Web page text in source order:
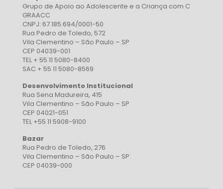
Grupo de Apoio ao Adolescente e a Criança com C
GRAACC
CNPJ: 67.185.694/0001-50
Rua Pedro de Toledo, 572
Vila Clementino – São Paulo – SP
CEP 04039-001
TEL + 55 11 5080-8400
SAC + 55 11 5080-8569
Desenvolvimento Institucional
Rua Sena Madureira, 415
Vila Clementino – São Paulo – SP
CEP 04021-051
TEL +55 11 5908-9100
Bazar
Rua Pedro de Toledo, 276
Vila Clementino – São Paulo – SP
CEP 04039-000